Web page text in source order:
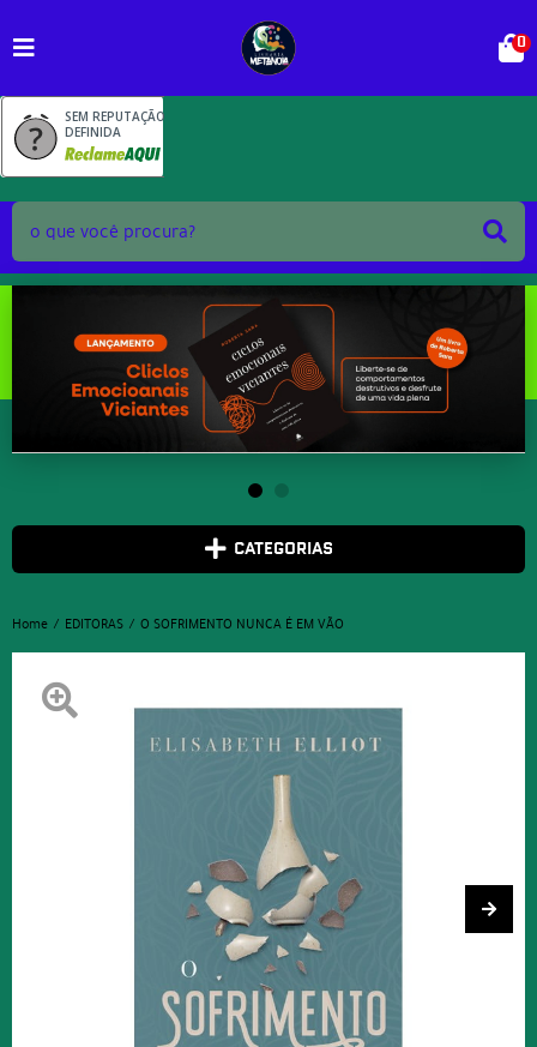
SEM REPUTAÇÃO
DEFINIDA
0
CATEGORIAS
Home EDITORAS O SOFRIMENTO NUNCA É EM VÃO